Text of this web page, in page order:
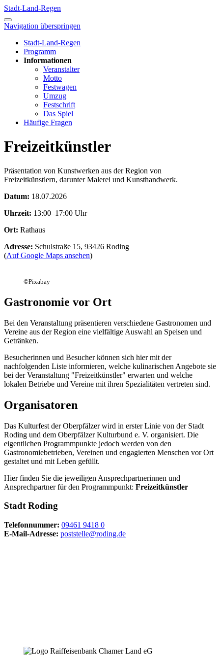
Stadt-Land-Regen
Navigation überspringen
Stadt-Land-Regen
Programm
Informationen
Veranstalter
Motto
Festwagen
Umzug
Festschrift
Das Spiel
Häufige Fragen
Freizeitkünstler
Präsentation von Kunstwerken aus der Region von
Freizeitkünstlern, darunter Malerei und Kunsthandwerk.
Datum: 18.07.2026
Uhrzeit: 13:00–17:00 Uhr
Ort: Rathaus
Adresse: Schulstraße 15, 93426 Roding
(Auf Google Maps ansehen)
©Pixabay
Gastronomie vor Ort
Bei den Veranstaltung präsentieren verschiedene Gastronomen und
Vereine aus der Region eine vielfältige Auswahl an Speisen und
Getränken.
Besucherinnen und Besucher können sich hier mit der
nachfolgenden Liste informieren, welche kulinarischen Angebote sie
bei der Veranstaltung "Freizeitkünstler" erwarten und welche
lokalen Betriebe und Vereine mit ihren Spezialitäten vertreten sind.
Organisatoren
Das Kulturfest der Oberpfälzer wird in erster Linie von der Stadt
Roding und dem Oberpfälzer Kulturbund e. V. organisiert. Die
eigentlichen Programmpunkte jedoch werden von den
Gastronomiebetrieben, Vereinen und engagierten Menschen vor Ort
gestaltet und mit Leben gefüllt.
Hier finden Sie die jeweiligen Ansprechpartnerinnen und
Ansprechpartner für den Programmpunkt: Freizeitkünstler
Stadt Roding
Telefonnummer: 09461 9418 0
E-Mail-Adresse: poststelle@roding.de